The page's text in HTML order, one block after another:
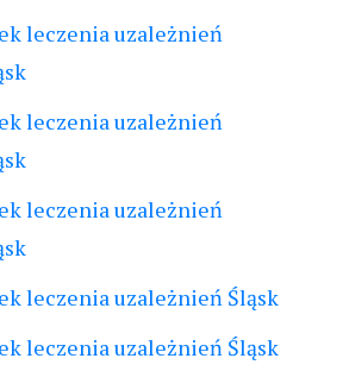
leczenia uzależnień
leczenia uzależnień
leczenia uzależnień
leczenia uzależnień Śląsk
leczenia uzależnień Śląsk